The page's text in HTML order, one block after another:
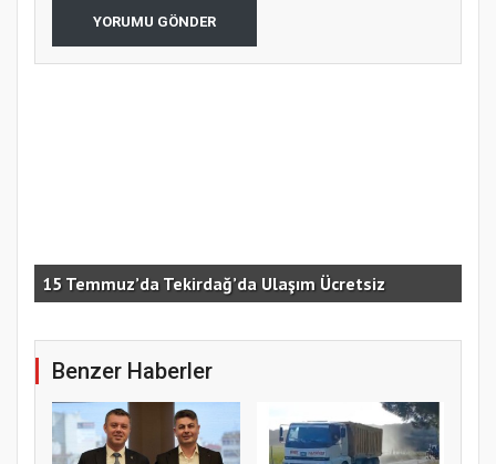
YORUMU GÖNDER
15 Temmuz’da Tekirdağ’da Ulaşım Ücretsiz
Benzer Haberler